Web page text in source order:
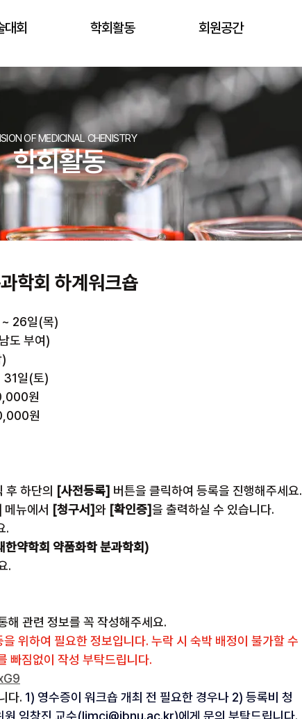
대회 학회활동 회원공간
OF MEDICINAL CHENISTRY
​학회활동
학회 하계워크숍
26일(목)
도 부여)
31일(토)
원
원
후 하단의 [사전등록] 버튼을 클릭하여 등록을 진행해주세요.
메뉴에서 [청구서]와 [확인증]을 출력하실 수 있습니다.
.
약학회 약품화학 분과학회)
.
해 관련 정보를 꼭 작성해주세요.
을 위하여 필요한 정보입니다. 누락 시 숙박 배정이 불가할 수
빠짐없이 작성 부탁드립니다.
다. 1) 영수증이 워크숍 개최 전 필요한 경우나 2) 등록비 청
임창진 교수(limcj@jbnu.ac.kr)에게 문의 부탁드립니다.